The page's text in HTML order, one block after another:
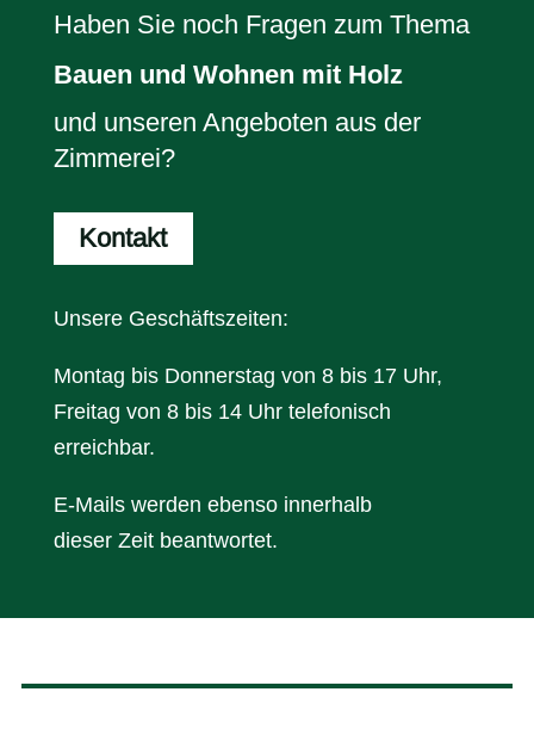
Haben Sie noch Fragen zum Thema
Bauen und Wohnen mit Holz
und unseren Angeboten aus der
Zimmerei?
Kontakt
Unsere Geschäftszeiten:
Montag bis Donnerstag von 8 bis 17 Uhr,
Freitag von 8 bis 14 Uhr telefonisch
erreichbar.
E-Mails werden ebenso innerhalb
dieser Zeit beantwortet.